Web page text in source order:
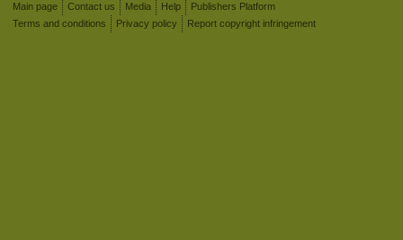
Main page Contact us Media Help
Publishers Platform
Terms and conditions
Privacy policy Report copyright infringement